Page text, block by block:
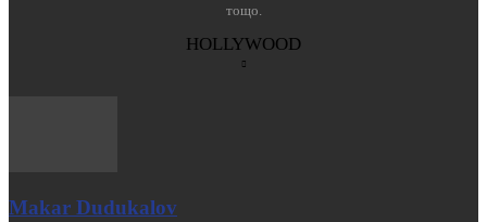
тощо.
HOLLYWOOD
Makar Dudukalov